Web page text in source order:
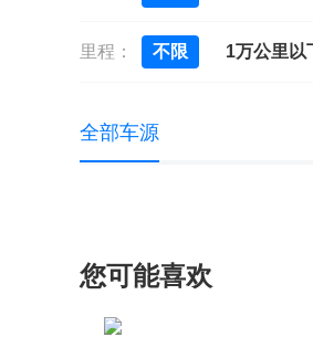
里程： 不限 1万公里以
全部车源
您可能喜欢